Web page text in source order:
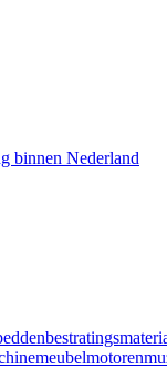
binnen Nederland
meubelmotoren